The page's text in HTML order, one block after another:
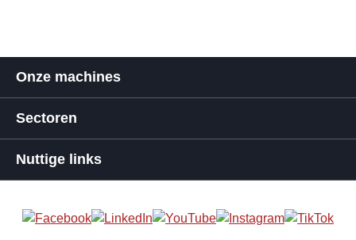
Onze machines
Sectoren
Nuttige links